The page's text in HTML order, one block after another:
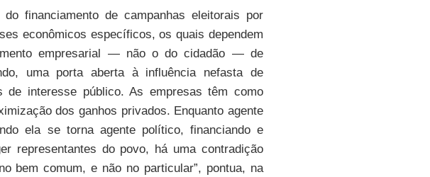
financiamento de campanhas eleitorais por
econômicos específicos, os quais dependem
empresarial — não o do cidadão — de
uma porta aberta à influência nefasta de
de interesse público. As empresas têm como
dos ganhos privados. Enquanto agente
ela se torna agente político, financiando e
representantes do povo, há uma contradição
bem comum, e não no particular”, pontua, na